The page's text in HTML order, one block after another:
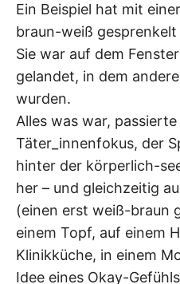
Ein Beispiel hat mit
braun-weiß
Sie war auf dem
gelandet, in dem
wurden.
Alles was war,
Täter_innenfokus, der
hinter der körperlich-
her – und gleichzeitig
(einen erst weiß-braun
einem Topf, auf einem
Klinikküche, in einem
Idee eines Okay-